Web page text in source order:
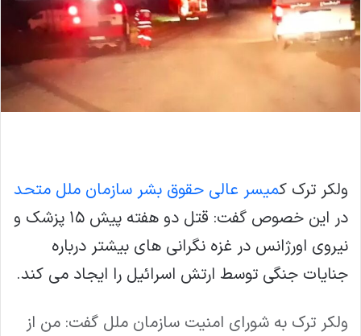
ولکر ترک کمیسر عالی حقوق بشر سازمان ملل متحد
در این خصوص گفت: قتل دو هفته پیش ۱۵ پزشک و
نیروی اورژانس در غزه نگرانی های بیشتر درباره
جنایات جنگی توسط ارتش اسرائیل را ایجاد می کند.
ولکر ترک به شورای امنیت سازمان ملل گفت: من از